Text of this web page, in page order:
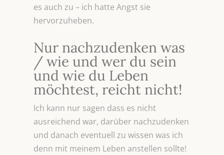
es auch zu – ich hatte Angst sie
hervorzuheben.
Nur nachzudenken was
/ wie und wer du sein
und wie du Leben
möchtest, reicht nicht!
Ich kann nur sagen dass es nicht
ausreichend war, darüber nachzudenken
und danach eventuell zu wissen was ich
denn mit meinem Leben anstellen sollte!